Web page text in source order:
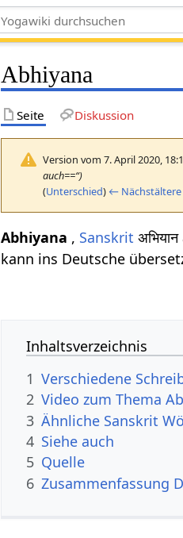
Abhiyana
Seite Diskussion
Version vom 7. April 2020,
auch==“)
(Unterschied) ← Nächstältere
Abhiyana , Sanskrit
kann ins Deutsche
Inhaltsverzeichnis
1 Verschiedene
2 Video zum Thema
3 Ähnliche Sanskrit
4 Siehe auch
5 Quelle
6 Zusammenfassung